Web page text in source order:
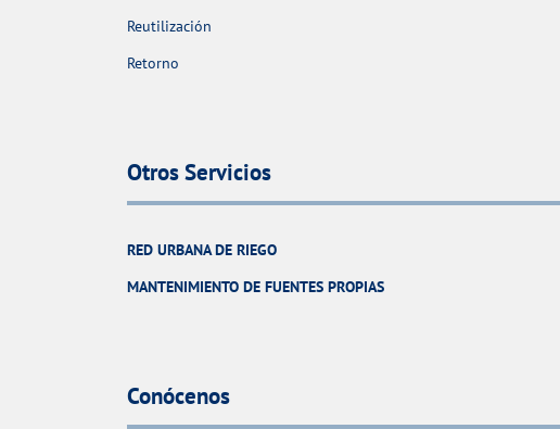
Reutilización
Retorno
Otros Servicios
RED URBANA DE RIEGO
MANTENIMIENTO DE FUENTES PROPIAS
Conócenos